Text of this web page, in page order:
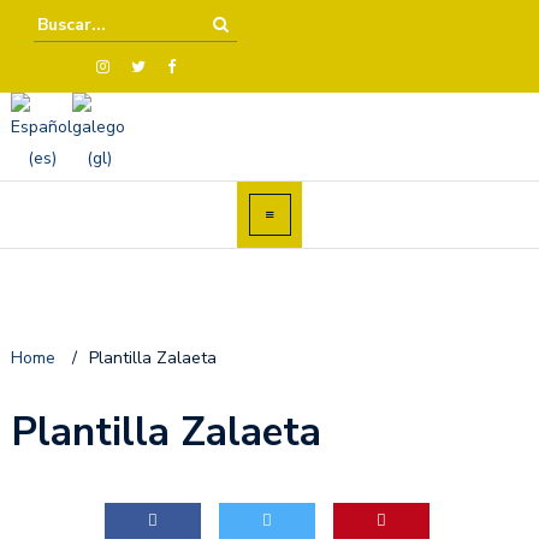
Home / Plantilla Zalaeta
Plantilla Zalaeta